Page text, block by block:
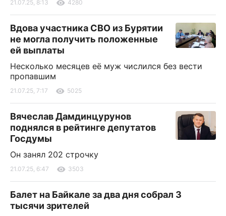
21.07.25, 8:13 4280
Вдова участника СВО из Бурятии
не могла получить положенные
ей выплаты
Несколько месяцев её муж числился без вести
пропавшим
21.07.25, 7:17 5025
Вячеслав Дамдинцурунов
поднялся в рейтинге депутатов
Госдумы
Он занял 202 строчку
21.07.25, 6:47 3503
Балет на Байкале за два дня собрал 3
тысячи зрителей